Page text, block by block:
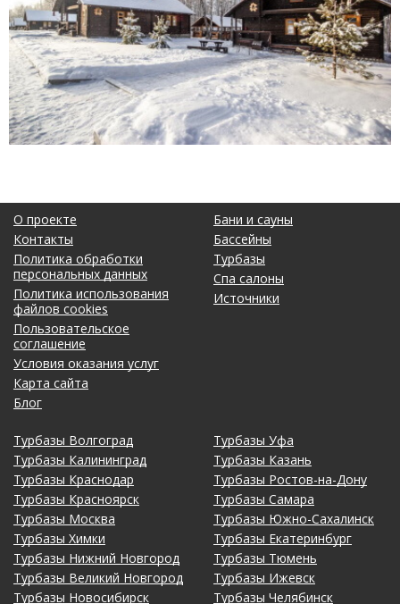
Полезный отзыв? Да(0) Нет(0)
О проекте
Контакты
Политика обработки
персональных данных
Политика использования
файлов cookies
Пользовательское
соглашение
Условия оказания услуг
Карта сайта
Блог
Бани и сауны
Бассейны
Турбазы
Спа салоны
Источники
Турбазы Волгоград
Турбазы Калининград
Турбазы Краснодар
Турбазы Красноярск
Турбазы Москва
Турбазы Химки
Турбазы Нижний Новгород
Турбазы Великий Новгород
Турбазы Новосибирск
Турбазы Уфа
Турбазы Казань
Турбазы Ростов-на-Дону
Турбазы Самара
Турбазы Южно-Сахалинск
Турбазы Екатеринбург
Турбазы Тюмень
Турбазы Ижевск
Турбазы Челябинск